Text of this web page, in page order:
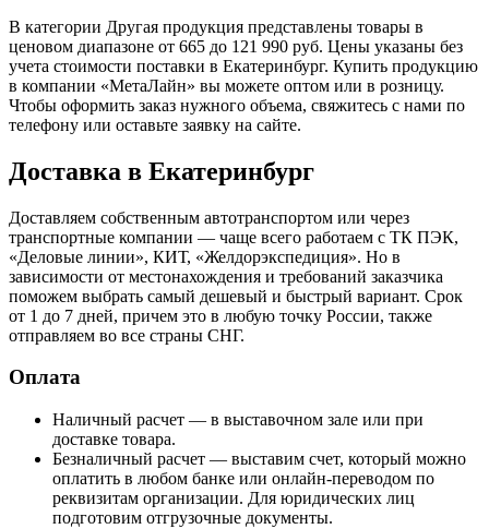
В категории Другая продукция представлены товары в
ценовом диапазоне от 665 до 121 990 руб. Цены указаны без
учета стоимости поставки в Екатеринбург. Купить продукцию
в компании «МетаЛайн» вы можете оптом или в розницу.
Чтобы оформить заказ нужного объема, свяжитесь с нами по
телефону или оставьте заявку на сайте.
Доставка в Екатеринбург
Доставляем собственным автотранспортом или через
транспортные компании — чаще всего работаем с ТК ПЭК,
«Деловые линии», КИТ, «Желдорэкспедиция». Но в
зависимости от местонахождения и требований заказчика
поможем выбрать самый дешевый и быстрый вариант. Срок
от 1 до 7 дней, причем это в любую точку России, также
отправляем во все страны СНГ.
Оплата
Наличный расчет — в выставочном зале или при
доставке товара.
Безналичный расчет — выставим счет, который можно
оплатить в любом банке или онлайн-переводом по
реквизитам организации. Для юридических лиц
подготовим отгрузочные документы.